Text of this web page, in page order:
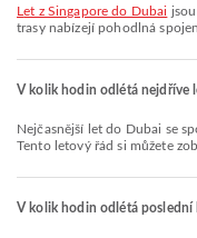
let z Singapore do Dubai
trasy nabízejí pohodlná
V kolik hodin odlétá nejdříve
Nejčasnější let do Dubai se společností Singapore Airlines odlétá v 14:40.
Tento letový řád si můžete
V kolik hodin odlétá poslední